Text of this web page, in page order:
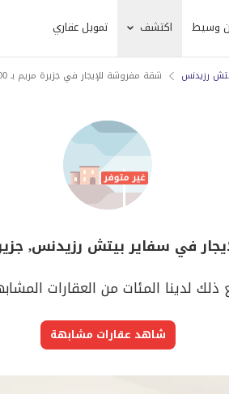
وسيط اكتشف تمويل عقاري
رزيدنس شقة مفروشة للإيجار في جزيرة مريم بـ 7000 درهم
في سفاير بيتش رزيدنس,
ذلك لدينا المئات من العقارات
شاهد عقارات مشابهة